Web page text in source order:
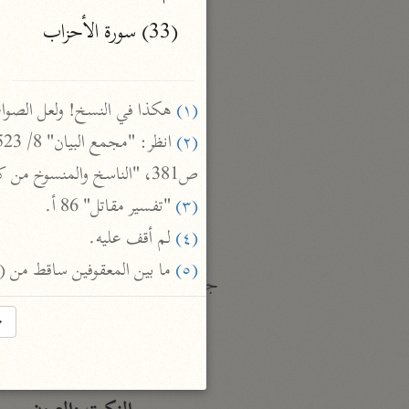
الجامع لأحكام القرآن
نحو ٢٤ مجلدًا
معالم التنزيل
البغوي (٥١٦ هـ)
نحو ١١ مجلدًا
جمع الأقوال
(33) سورة الأحزاب
(١)
هكذا في النسخ! ولعل
(٢)
ص381، "الناسخ والمنسوخ من كتاب الله العزيز" ص 143.
(٣)
"تفسير مقاتل" 86 أ.
(٤)
لم أقف عليه.
(٥)
ما بين المعقوفين ساقط من